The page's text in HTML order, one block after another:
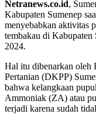
Netranews.co.id,
Kabupaten Sumenep
menyebabkan aktivitas
tembakau di Kabupaten
2024.
Hal itu dibenarkan oleh
Pertanian (DKPP)
bahwa kelangkaan
Ammoniak (ZA) atau
terjadi karena sudah